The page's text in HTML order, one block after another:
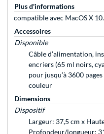
Plus d'informations
compatible avec MacOS X
Accessoires
Disponible
Câble d’alimentation,
encriers (65 ml noirs,
pour jusqu’à 3600
couleur
Dimensions
Dispositif
Largeur: 37,5 cm x
Profondeur/longueur: